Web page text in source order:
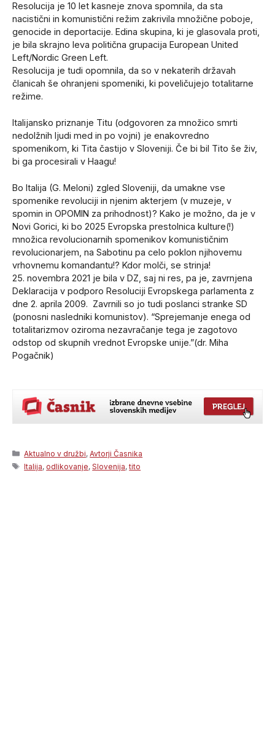
Resolucija je 10 let kasneje znova spomnila, da sta
nacistični in komunistični režim zakrivila množične poboje,
genocide in deportacije. Edina skupina, ki je glasovala proti,
je bila skrajno leva politična grupacija European United
Left/Nordic Green Left.
Resolucija je tudi opomnila, da so v nekaterih državah
članicah še ohranjeni spomeniki, ki poveličujejo totalitarne
režime.
Italijansko priznanje Titu (odgovoren za množico smrti
nedolžnih ljudi med in po vojni) je enakovredno
spomenikom, ki Tita častijo v Sloveniji. Če bi bil Tito še živ,
bi ga procesirali v Haagu!
Bo Italija (G. Meloni) zgled Sloveniji, da umakne vse
spomenike revoluciji in njenim akterjem (v muzeje, v
spomin in OPOMIN za prihodnost)? Kako je možno, da je v
Novi Gorici, ki bo 2025 Evropska prestolnica kulture(!)
množica revolucionarnih spomenikov komunističnim
revolucionarjem, na Sabotinu pa celo poklon njihovemu
vrhovnemu komandantu!? Kdor molči, se strinja!
25. novembra 2021 je bila v DZ, saj ni res, pa je, zavrnjena
Deklaracija v podporo Resoluciji Evropskega parlamenta z
dne 2. aprila 2009. Zavrnili so jo tudi poslanci stranke SD
(ponosni nasledniki komunistov). “Sprejemanje enega od
totalitarizmov oziroma nezavračanje tega je zagotovo
odstop od skupnih vrednot Evropske unije.”(dr. Miha
Pogačnik)
Categories
Aktualno v družbi, Avtorji Časnika
Tags
Italija, odlikovanje,Slovenija,tito